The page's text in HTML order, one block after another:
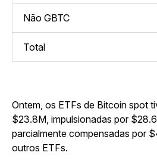
Não GBTC
Total
Ontem, os ETFs de Bitcoin spot
$23.8M, impulsionadas por
parcialmente compensadas por
outros ETFs.